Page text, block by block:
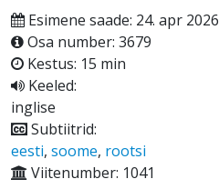
Esimene saade: 24. apr 2026
Osa number: 3679
Kestus: 15 min
Keeled:
inglise
Subtiitrid:
eesti, soome, rootsi
Viitenumber: 1041